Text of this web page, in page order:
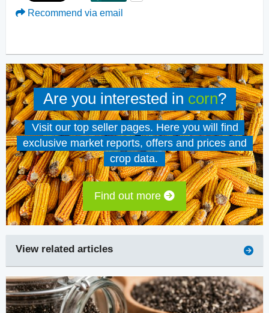
Recommend via email
Are you interested in corn?
Visit our top seller pages. Here you will find
exclusive market reports, offers and prices and
crop data.
Find out more
View related articles